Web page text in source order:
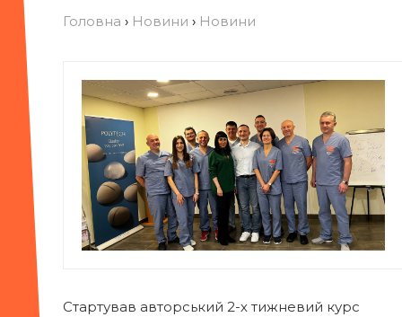
Головна › Новини › Новини
Стартував авторський 2-х тижневий курс